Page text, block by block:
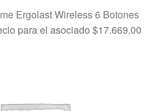
Ergolast Wireless 6 Botones
para el asociado $17.669,00